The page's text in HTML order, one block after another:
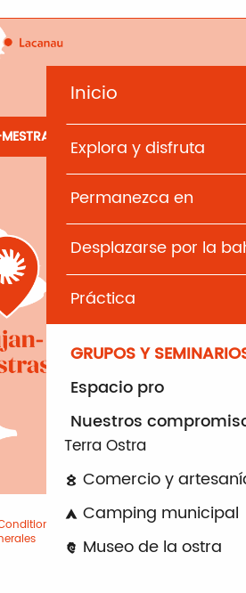
Inicio
Explora y disfruta
Permanezca en
Desplazarse por la
Práctica
GRUPOS Y
Espacio pro
Nuestros
Terra Ostra
Comercio y
Camping municipal
Museo de la ostra
Informacion
juridica
Cookies